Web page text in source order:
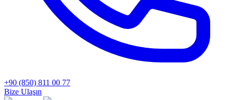
+90 (850) 811 00 77
Bize Ulaşın